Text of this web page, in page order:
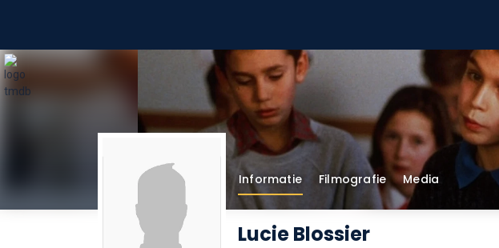
Informatie Filmografie Media
Lucie Blossier